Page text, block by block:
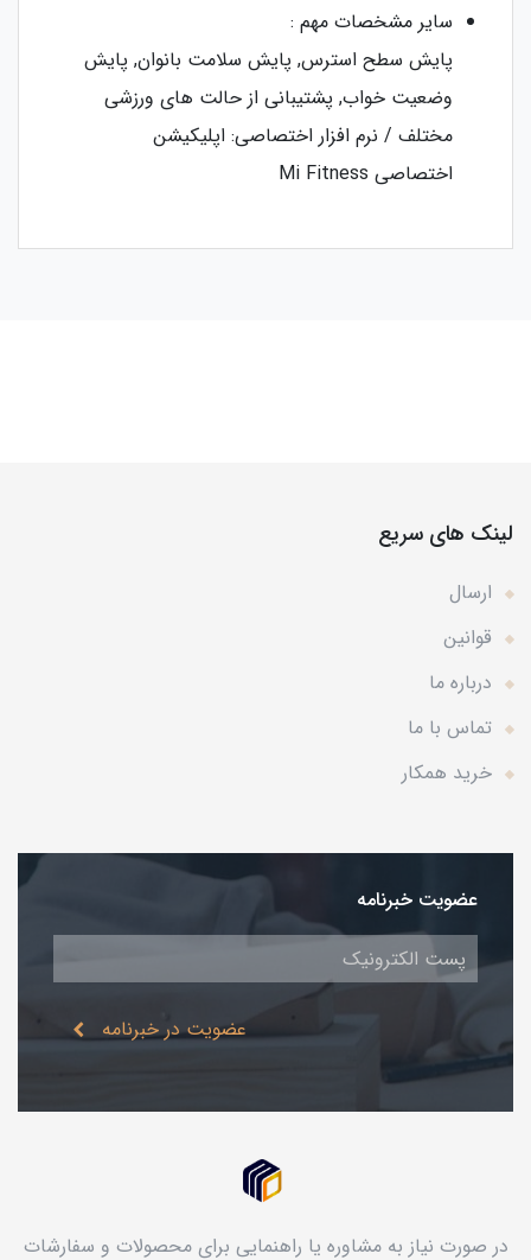
سایر مشخصات مهم :
پایش سطح استرس, پایش سلامت بانوان, پایش
وضعیت خواب, پشتیبانی از حالت‌ های ورزشی
مختلف / نرم افزار اختصاصی: اپلیکیشن
اختصاصی Mi Fitness
لینک های سریع
ارسال
قوانین
درباره ما
تماس با ما
خرید همکار
عضویت خبرنامه
عضویت در خبرنامه
در صورت نیاز به مشاوره یا راهنمایی برای محصولات و سفارشات